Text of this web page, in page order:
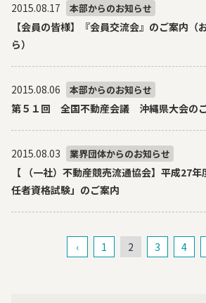
2015.08.17 本部からのお知らせ
【会員の皆様】『会員交流会』のご案内（
ら）
2015.08.06 本部からのお知らせ
第５１回 全国不動産会議 沖縄県大会の
2015.08.03 業界団体からのお知らせ
【 （一社）不動産競売流通協会】平成27
任者資格試験」のご案内
‹ 1 2 3 4